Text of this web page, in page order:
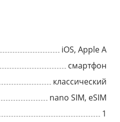
iOS, Apple A
смартфон
классический
nano SIM, eSIM
1